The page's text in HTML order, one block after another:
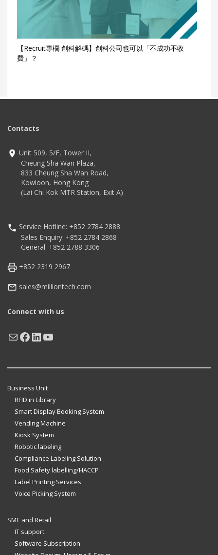
【Recruit專欄 創科解碼】創科公司也可以「不成功不收
費」？
Contacts
Unit 509, 5/F, Tower II,
Cheung Sha Wan Plaza,
833 Cheung Sha Wan Road,
Kowloon, Hong Kong
(Lai Chi Kok MTR Station, Exit A)
Service Hotline: +852 2784 2888
Sales Enquiry: +852 2784 2868
General: +852 2788 3306
+852 2319 2967
sales@milliontech.com
Connect with us
MailFacebook
LinkedIn
YouTube
Business Unit
RFID in Library
Smart Display Booking System
Vending Machine
Kiosk System
Robotic labeling
Compliance Labeling Solution
Food Safety labelling/HACCP
Label Printing Services
Voice Picking System
SME and Retail
IT support
Software Subscription